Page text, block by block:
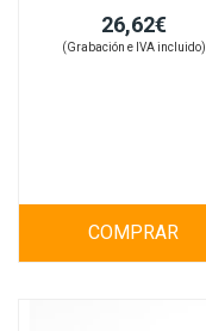
26,62€
(Grabación e IVA incluido)
COMPRAR